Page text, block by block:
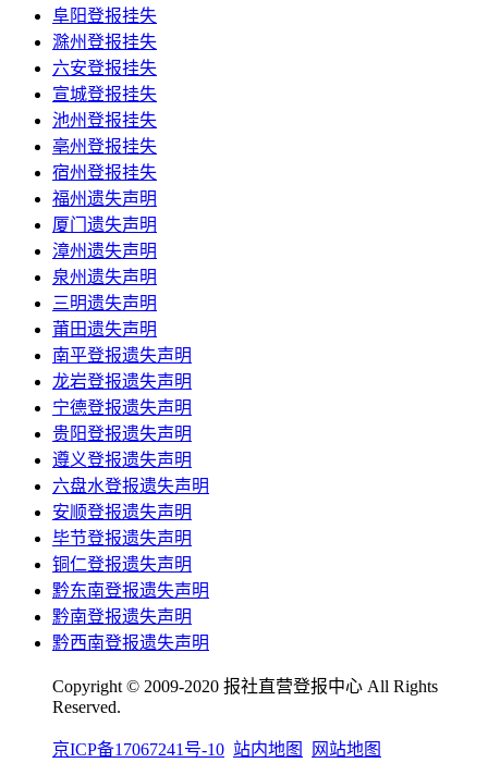
阜阳登报挂失
滁州登报挂失
六安登报挂失
宣城登报挂失
池州登报挂失
亳州登报挂失
宿州登报挂失
福州遗失声明
厦门遗失声明
漳州遗失声明
泉州遗失声明
三明遗失声明
莆田遗失声明
南平登报遗失声明
龙岩登报遗失声明
宁德登报遗失声明
贵阳登报遗失声明
遵义登报遗失声明
六盘水登报遗失声明
安顺登报遗失声明
毕节登报遗失声明
铜仁登报遗失声明
黔东南登报遗失声明
黔南登报遗失声明
黔西南登报遗失声明
Copyright © 2009-2020 报社直营登报中心 All Rights
Reserved.
京ICP备17067241号-10 站内地图 网站地图